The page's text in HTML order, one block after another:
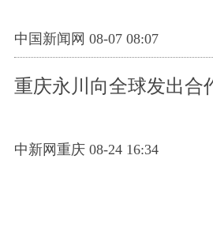
中国新闻网 08-07 08:07
重庆永川向全球发出合
中新网重庆 08-24 16:34